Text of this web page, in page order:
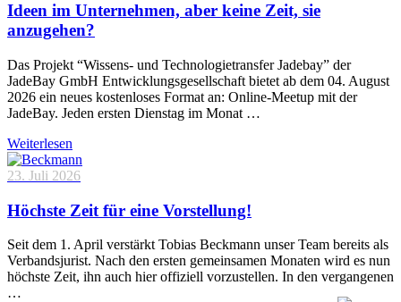
Ideen im Unternehmen, aber keine Zeit, sie
anzugehen?
Das Projekt “Wissens- und Technologietransfer Jadebay” der
JadeBay GmbH Entwicklungsgesellschaft bietet ab dem 04. August
2026 ein neues kostenloses Format an: Online-Meetup mit der
JadeBay. Jeden ersten Dienstag im Monat …
Weiterlesen
23. Juli 2026
Höchste Zeit für eine Vorstellung!
Seit dem 1. April verstärkt Tobias Beckmann unser Team bereits als
Verbandsjurist. Nach den ersten gemeinsamen Monaten wird es nun
höchste Zeit, ihn auch hier offiziell vorzustellen. In den vergangenen
…